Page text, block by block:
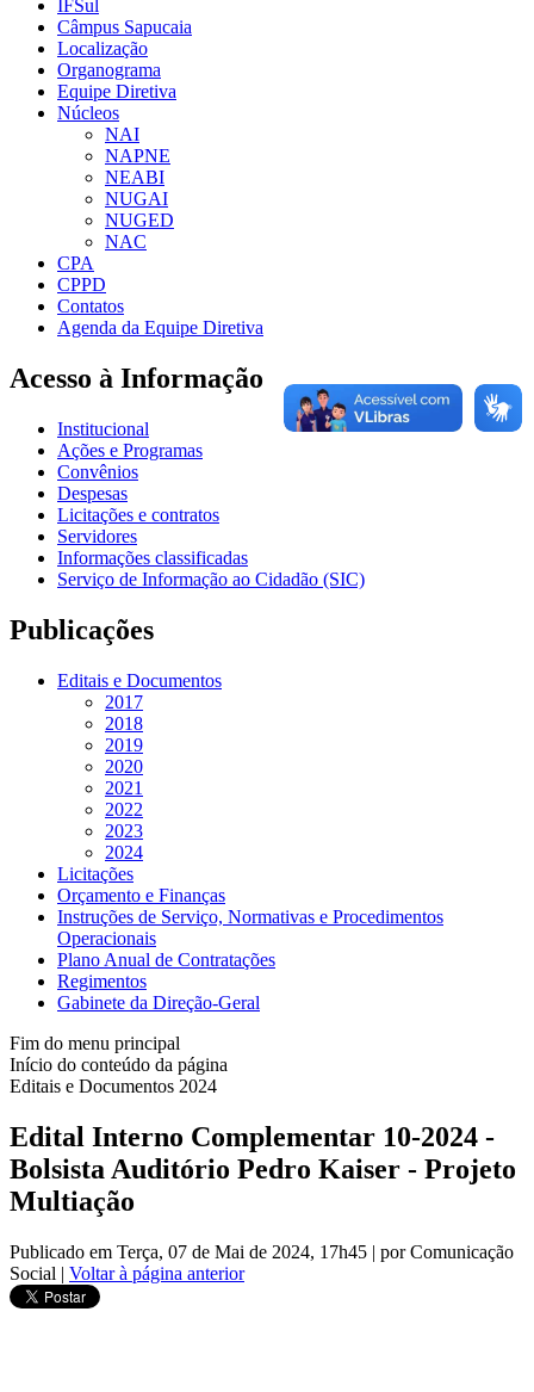
IFSul
Câmpus Sapucaia
Localização
Organograma
Equipe Diretiva
Núcleos
NAI
NAPNE
NEABI
NUGAI
NUGED
NAC
CPA
CPPD
Contatos
Agenda da Equipe Diretiva
Acesso à Informação
Institucional
Ações e Programas
Convênios
Despesas
Licitações e contratos
Servidores
Informações classificadas
Serviço de Informação ao Cidadão (SIC)
Publicações
Editais e Documentos
2017
2018
2019
2020
2021
2022
2023
2024
Licitações
Orçamento e Finanças
Instruções de Serviço, Normativas e Procedimentos
Operacionais
Plano Anual de Contratações
Regimentos
Gabinete da Direção-Geral
Fim do menu principal
Início do conteúdo da página
Editais e Documentos 2024
Edital Interno Complementar 10-2024 -
Bolsista Auditório Pedro Kaiser - Projeto
Multiação
Publicado em Terça, 07 de Mai de 2024, 17h45 | por Comunicação
Social | Voltar à página anterior